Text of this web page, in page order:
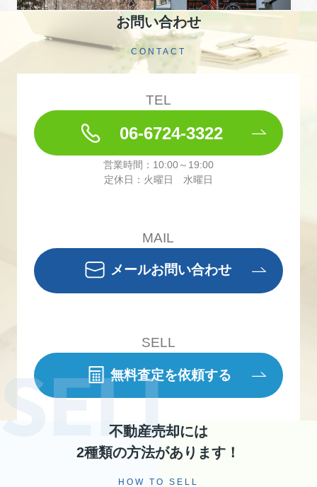
お問い合わせ
CONTACT
TEL
06-6724-3322
営業時間：10:00～19:00
定休日：火曜日 水曜日
MAIL
メールお問い合わせ
SELL
無料査定を依頼する
不動産売却には
2種類の方法があります！
HOW TO SELL